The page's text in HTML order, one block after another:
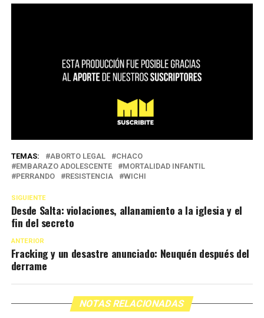
TEMAS: ABORTO LEGAL
CHACO
EMBARAZO ADOLESCENTE
MORTALIDAD INFANTIL
PERRANDO
RESISTENCIA WICHI
SIGUIENTE
Desde Salta: violaciones, allanamiento a la iglesia y el
fin del secreto
ANTERIOR
Fracking y un desastre anunciado: Neuquén después del
derrame
NOTAS RELACIONADAS